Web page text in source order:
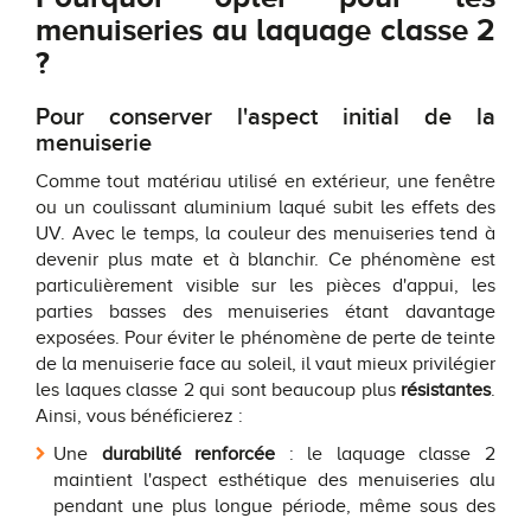
menuiseries au laquage classe 2
?
Pour conserver l'aspect initial de la
menuiserie
Comme tout matériau utilisé en extérieur, une fenêtre
ou un coulissant aluminium laqué subit les effets des
UV. Avec le temps, la couleur des menuiseries tend à
devenir plus mate et à blanchir. Ce phénomène est
particulièrement visible sur les pièces d'appui, les
parties basses des menuiseries étant davantage
exposées. Pour éviter le phénomène de perte de teinte
de la menuiserie face au soleil, il vaut mieux privilégier
les laques classe 2 qui sont beaucoup plus résistantes.
Ainsi, vous bénéficierez :
Une durabilité renforcée : le laquage classe 2
maintient l'aspect esthétique des menuiseries alu
pendant une plus longue période, même sous des